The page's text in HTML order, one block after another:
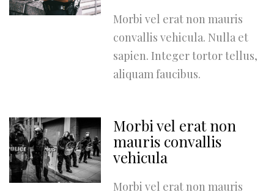
Morbi vel erat non mauris
convallis vehicula. Nulla et
sapien. Integer tortor tellus,
aliquam faucibus.
Morbi vel erat non
mauris convallis
vehicula
Morbi vel erat non mauris